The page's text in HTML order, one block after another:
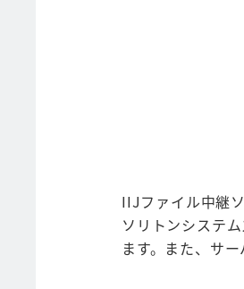
IIJファイル中継
ソリトンシステ
ます。また、サ